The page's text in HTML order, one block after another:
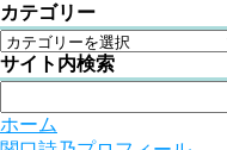
カテゴリー
サイト内検索
ホーム